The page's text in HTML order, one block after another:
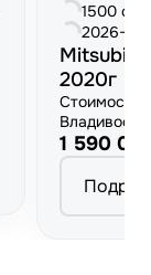
1500 cm
2026-
2020г
Стоимость
1 590